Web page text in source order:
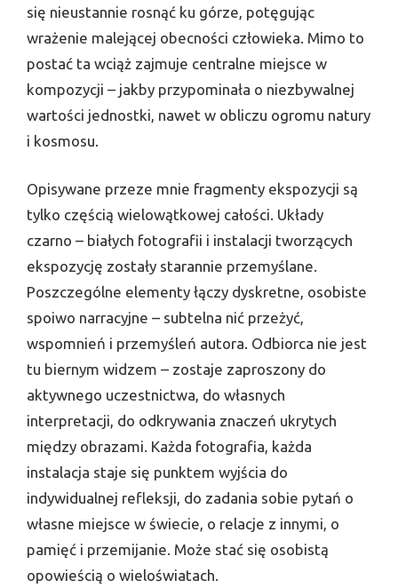
się nieustannie rosnąć ku górze, potęgując
wrażenie malejącej obecności człowieka. Mimo to
postać ta wciąż zajmuje centralne miejsce w
kompozycji – jakby przypominała o niezbywalnej
wartości jednostki, nawet w obliczu ogromu natury
i kosmosu.
Opisywane przeze mnie fragmenty ekspozycji są
tylko częścią wielowątkowej całości. Układy
czarno – białych fotografii i instalacji tworzących
ekspozycję zostały starannie przemyślane.
Poszczególne elementy łączy dyskretne, osobiste
spoiwo narracyjne – subtelna nić przeżyć,
wspomnień i przemyśleń autora. Odbiorca nie jest
tu biernym widzem – zostaje zaproszony do
aktywnego uczestnictwa, do własnych
interpretacji, do odkrywania znaczeń ukrytych
między obrazami. Każda fotografia, każda
instalacja staje się punktem wyjścia do
indywidualnej refleksji, do zadania sobie pytań o
własne miejsce w świecie, o relacje z innymi, o
pamięć i przemijanie. Może stać się osobistą
opowieścią o wieloświatach.